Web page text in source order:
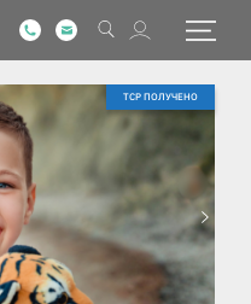
ТСР ПОЛУЧЕНО